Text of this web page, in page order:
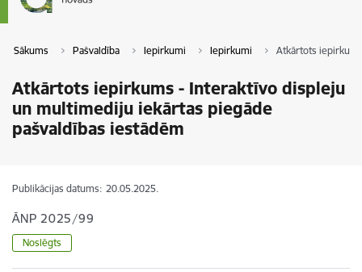
Sākums Pašvaldība Iepirkumi Iepirkumi Atkārtots
Atkārtots iepirkums - Interaktīvo displeju
un multimediju iekārtas piegāde
pašvaldības iestādēm
Publikācijas datums: 20.05.2025.
ĀNP 2025/99
Noslēgts